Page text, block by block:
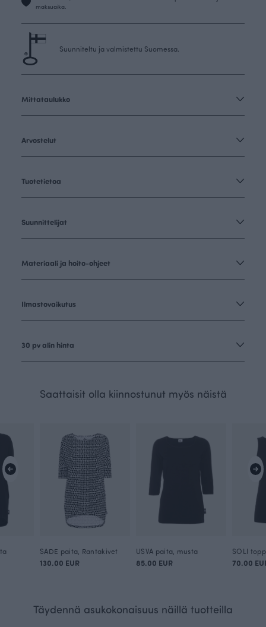
maksuaika.
Suunniteltu ja valmistettu Suomessa.
Mittataulukko
Arvostelut
Tuotetietoa
Suunnittelijat
Materiaali ja hoito-ohjeet
Ilmastovaikutus
30 pv alin hinta
Saattaisit olla kiinnostunut myös näistä
SADE paita, Rantakivet
130.00 EUR
USVA paita, musta
85.00 EUR
SOLI
70.00
Täydennä asukokonaisuus näillä tuotteilla